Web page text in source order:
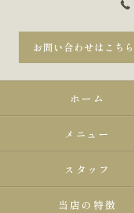
お問い合わせはこちら
ホーム
メニュー
スタッフ
当店の特徴